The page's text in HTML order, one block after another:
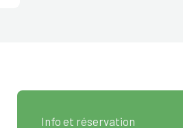
Info et réservation